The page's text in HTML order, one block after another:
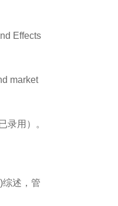
Effects
market
录用）。
述，管